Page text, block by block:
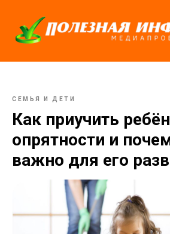
СЕМЬЯ И ДЕТИ
Как приучить
опрятности и
важно для его